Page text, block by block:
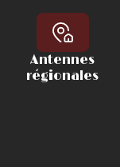
Antennes
régionales